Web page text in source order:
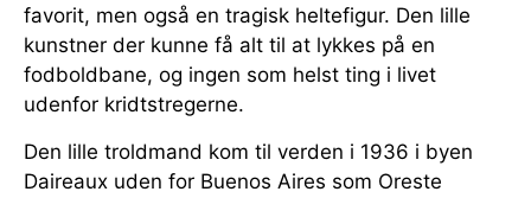
favorit, men også en tragisk heltefigur. Den lille
kunstner der kunne få alt til at lykkes på en
fodboldbane, og ingen som helst ting i livet
udenfor kridtstregerne.
Den lille troldmand kom til verden i 1936 i byen
Daireaux uden for Buenos Aires som Oreste